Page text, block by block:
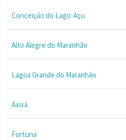
Conceição do Lago-Açu
Alto Alegre do Maranhão
Lagoa Grande do Maranhão
Axixá
Fortuna